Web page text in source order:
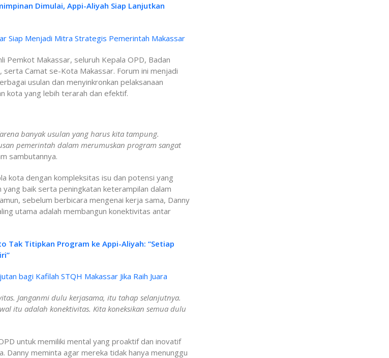
Dimulai, Appi-Aliyah Siap Lanjutkan
Siap Menjadi Mitra Strategis Pemerintah Makassar
Pemkot Makassar, seluruh Kepala OPD, Badan
serta Camat se-Kota Makassar. Forum ini menjadi
usulan dan menyinkronkan pelaksanaan
kota yang lebih terarah dan efektif.
banyak usulan yang harus kita tampung.
pemerintah dalam merumuskan program sangat
sambutannya.
kota dengan kompleksitas isu dan potensi yang
yang baik serta peningkatan keterampilan dalam
sebelum berbicara mengenai kerja sama, Danny
utama adalah membangun konektivitas antar
Tak Titipkan Program ke Appi-Aliyah: “Setiap
bagi Kafilah STQH Makassar Jika Raih Juara
Janganmi dulu kerjasama, itu tahap selanjutnya.
itu adalah konektivitas. Kita koneksikan semua dulu
untuk memiliki mental yang proaktif dan inovatif
Danny meminta agar mereka tidak hanya menunggu